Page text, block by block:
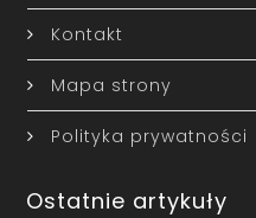
Kontakt
Mapa strony
Polityka prywatności
Ostatnie artykuły